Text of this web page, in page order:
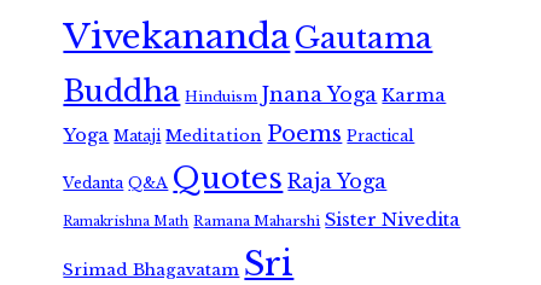
VivekanandaGautama
Buddha Hinduism Jnana Yoga Karma
Yoga Mataji Meditation Poems Practical
Vedanta Q&A Quotes Raja Yoga
Ramakrishna Math Ramana Maharshi Sister Nivedita
Srimad Bhagavatam Sri